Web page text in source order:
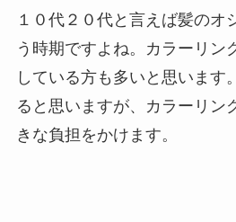
１０代２０代と言えば髪のオ
う時期ですよね。カラーリン
している方も多いと思います
ると思いますが、カラーリン
きな負担をかけます。